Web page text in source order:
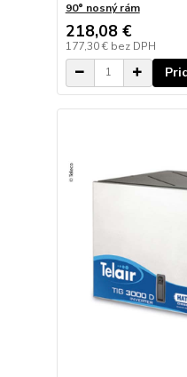
90° nosný rám
218,08 €
177,30 € bez DPH